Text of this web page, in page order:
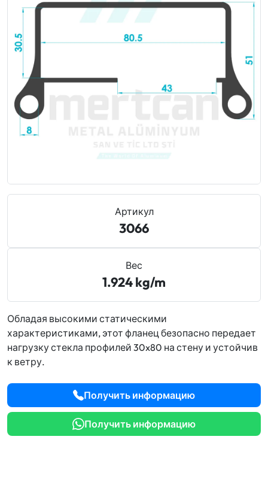
Анодирование алюминия
Руководство по стандартам Qualicoat и
порошковой окраске алюминия
Экологичная металлургия: Низкоуглеродный
зеленый алюминий
Стоимостной инжиниринг и экономика
матриц в экструзии алюминия
алюминия
Алюминий против ПВХ в строительстве:
Сравнение срока службы и затрат
Горит ли алюминий? Стандарты
огнестойкости класса A1 для фасадов
Теплые и холодные алюминиевые профили:
Сталь против алюминия в конструкциях для
солнечных электростанций
профилей: Стратегии облегчения конструкции
Использование алюминия в проектах,
сертифицированных по LEED и BREEAM
Артикул
3066
Вес
1.924 kg/m
Обладая высокими статическими
характеристиками, этот фланец безопасно передает
нагрузку стекла профилей 30x80 на стену и устойчив
к ветру.
Получить информацию
Получить информацию